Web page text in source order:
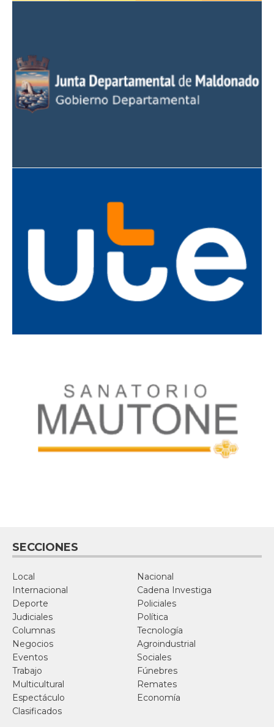
SECCIONES
Local
Nacional
Internacional
Cadena Investiga
Deporte
Policiales
Judiciales
Política
Columnas
Tecnología
Negocios
Agroindustrial
Eventos
Sociales
Trabajo
Fúnebres
Multicultural
Remates
Espectáculo
Economía
Clasificados